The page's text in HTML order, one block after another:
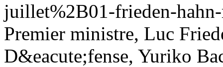
juillet%2B01-frieden-
Premier ministre, Luc
D&eacute;fense, Yuriko